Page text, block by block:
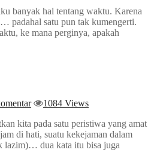
banyak hal tentang waktu. Karena
padahal satu pun tak kumengerti.
ke mana perginya, apakah
1084 Views
kita pada satu peristiwa yang amat
di hati, suatu kekejaman dalam
lazim)… dua kata itu bisa juga